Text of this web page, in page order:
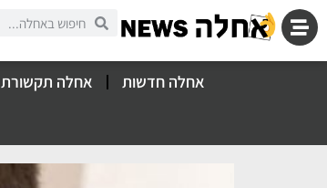
אחלה חדשות אחלה תקשורת